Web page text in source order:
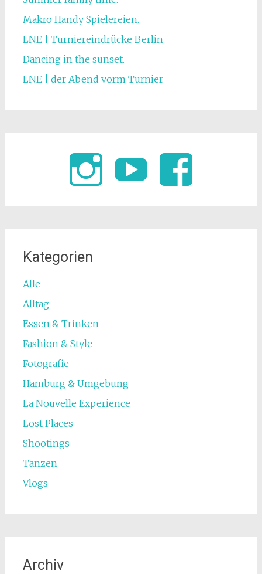
Makro Handy Spielereien.
LNE | Turniereindrücke Berlin
Dancing in the sunset.
LNE | der Abend vorm Turnier
Kategorien
Alle
Alltag
Essen & Trinken
Fashion & Style
Fotografie
Hamburg & Umgebung
La Nouvelle Experience
Lost Places
Shootings
Tanzen
Vlogs
Archiv